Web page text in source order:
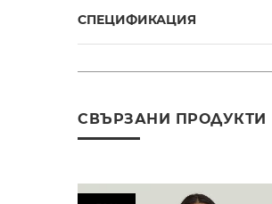
СПЕЦИФИКАЦИЯ
СВЪРЗАНИ ПРОДУКТИ